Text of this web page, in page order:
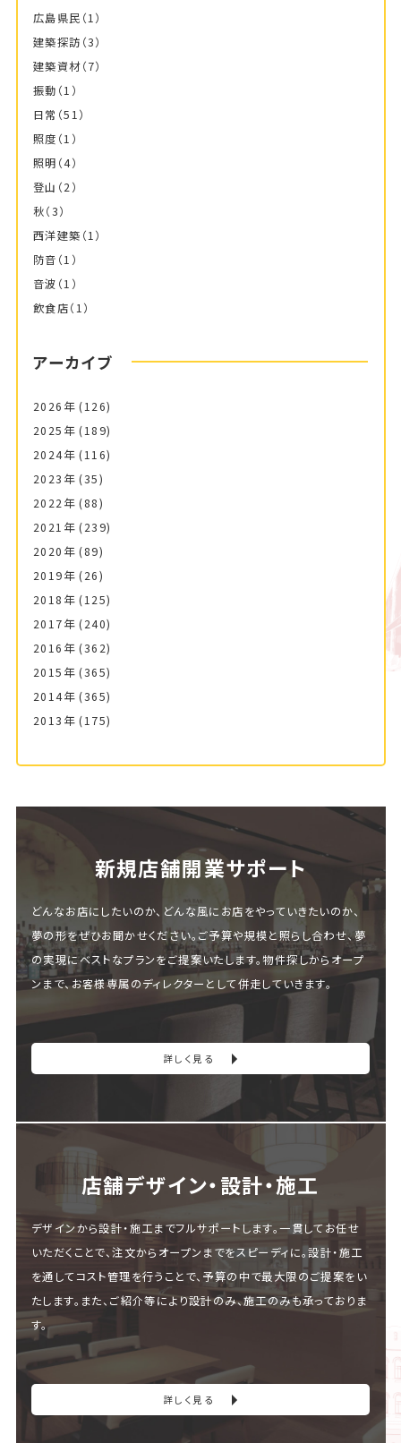
広島県民 （1）
建築探訪 （3）
建築資材（7）
振動 （1）
日常 （51）
照度 （1）
照明 （4）
登山 （2）
秋（3）
西洋建築 （1）
防音 （1）
音波 （1）
飲食店（1）
アーカイブ
2026年 (126)
2025年 (189)
2024年 (116)
2023年 (35)
2022年 (88)
2021年 (239)
2020年 (89)
2019年 (26)
2018年 (125)
2017年 (240)
2016年 (362)
2015年 (365)
2014年 (365)
2013年 (175)
新規店舗開業サポート
どんなお店にしたいのか、どんな風にお店をやっていきたいのか、
夢の形をぜひお聞かせください。ご予算や規模と照らし合わせ、夢
の実現にベストなプランをご提案いたします。物件探しからオープ
ンまで、お客様専属のディレクターとして併走していきます。
詳しく見る
店舗デザイン・設計・施⼯
デザインから設計・施工までフルサポートします。一貫してお任せ
いただくことで、注文からオープンまでをスピーディに。設計・施工
を通してコスト管理を行うことで、予算の中で最大限のご提案をい
たします。また、ご紹介等により設計のみ、施工のみも承っておりま
す。
詳しく見る